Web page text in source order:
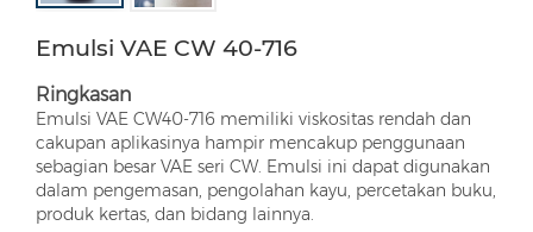
Emulsi VAE CW 40-716
Ringkasan
Emulsi VAE CW40-716 memiliki viskositas rendah dan
cakupan aplikasinya hampir mencakup penggunaan
sebagian besar VAE seri CW. Emulsi ini dapat digunakan
dalam pengemasan, pengolahan kayu, percetakan buku,
produk kertas, dan bidang lainnya.